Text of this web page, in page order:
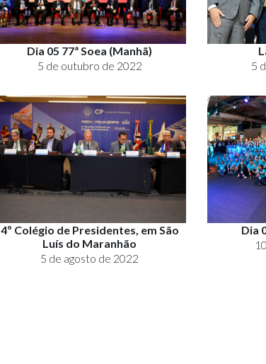
Dia 05 77ª Soea (Manhã)
5 de outubro de 2022
5
4º Colégio de Presidentes, em São
Luís do Maranhão
5 de agosto de 2022
Dia